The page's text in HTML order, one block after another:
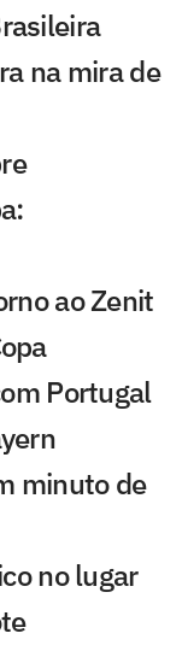
na mira de
ao Zenit
Portugal
minuto de
no lugar